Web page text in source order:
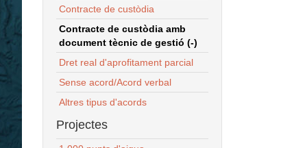
Contracte de custòdia
Contracte de custòdia amb
document tècnic de gestió (-)
Dret real d'aprofitament parcial
Sense acord/Acord verbal
Altres tipus d'acords
Projectes